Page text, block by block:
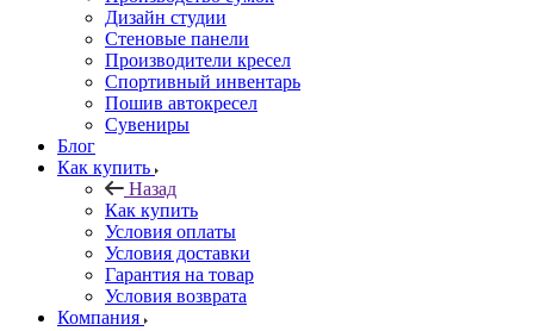
Дизайн студии
Стеновые панели
Производители кресел
Спортивный инвентарь
Пошив автокресел
Сувениры
Блог
Как купить
Назад
Как купить
Условия оплаты
Условия доставки
Гарантия на товар
Условия возврата
Компания